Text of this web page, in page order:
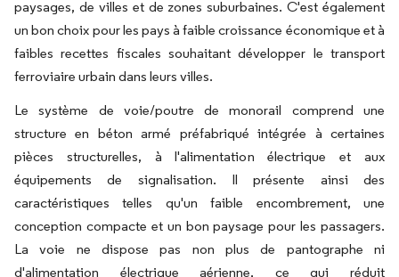
paysages, de villes et de zones suburbaines. C'est également
un bon choix pour les pays à faible croissance économique et à
faibles recettes fiscales souhaitant développer le transport
ferroviaire urbain dans leurs villes.
Le système de voie/poutre de monorail comprend une
structure en béton armé préfabriqué intégrée à certaines
pièces structurelles, à l'alimentation électrique et aux
équipements de signalisation. Il présente ainsi des
caractéristiques telles qu'un faible encombrement, une
conception compacte et un bon paysage pour les passagers.
La voie ne dispose pas non plus de pantographe ni
d'alimentation électrique aérienne, ce qui réduit